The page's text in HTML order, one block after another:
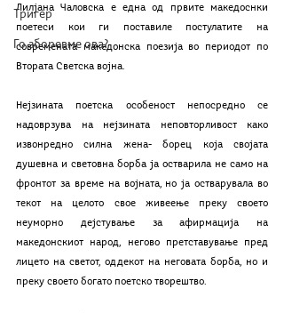
Тригер
Го зборевме ова?
Лилјана Чаловска е една од првите македоснки
поетеси кои ги поставиле постулатите на
современата македонска поезија во периодот по
Втората Светска војна.
Нејзината поетска особеност непосредно се
надоврзува на нејзината неповторливост како
извонредно силна жена- борец која својата
душевна и световна борба ја остварила не само на
фронтот за време на војната, но ја остварувала во
текот на целото свое живеење преку своето
неуморно дејстување за афирмација на
македонскиот народ, негово претставување пред
лицето на светот, оддекот на неговата борба, но и
преку своето богато поетско творештво.